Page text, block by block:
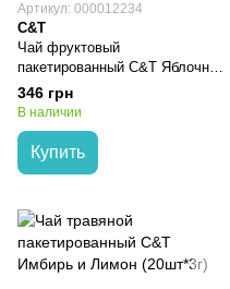
Артикул: 000012234
C&T
Чай фруктовый
пакетированный C&T Яблочный
штрудель (50шт*3г)
346 грн
В наличии
Купить